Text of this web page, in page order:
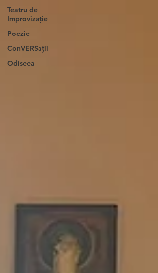
Teatru de
Improvizație
Poezie
ConVERSații
Odiseea